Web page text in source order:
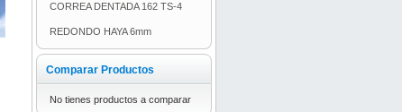
CORREA DENTADA 162 TS-4
REDONDO HAYA 6mm
Comparar Productos
No tienes productos a comparar